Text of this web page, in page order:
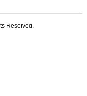
Reserved.